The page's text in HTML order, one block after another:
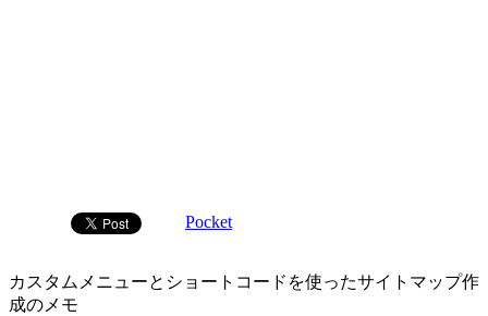
Pocket
カスタムメニューとショートコードを使ったサイトマップ作
成のメモ